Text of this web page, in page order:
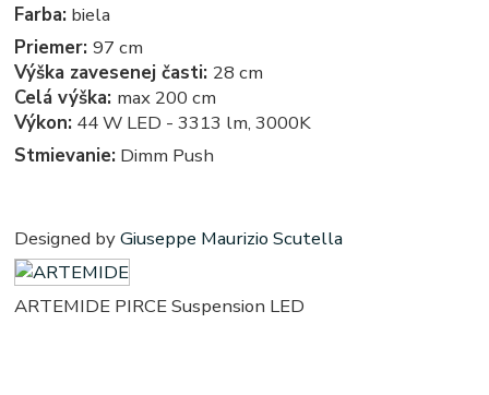
Farba: biela
Priemer:97 cm
Výška zavesenej časti: 28 cm
Celá výška: max 200 cm
Výkon: 44 W LED - 3313 lm, 3000K
Stmievanie: Dimm Push
Designed byGiuseppe Maurizio Scutella
ARTEMIDE PIRCE Suspension LED